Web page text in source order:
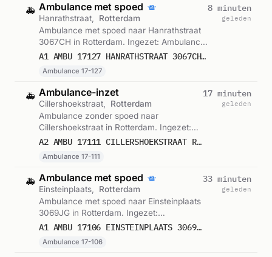
🚑 Ambulance met spoed
Hanrathstraat,
Rotterdam
Ambulance met spoed naar Hanrathstraat
3067CH in Rotterdam. Ingezet: Ambulance
17-127. Gemeld om 18:39.
A1 AMBU 17127 HANRATHSTRAAT 3067CH ROTTERDAM ROTTDM BON 122984
Ambulance 17-127
8 minuten
geleden
🚑 Ambulance-inzet
Cillershoekstraat,
Rotterdam
Ambulance zonder spoed naar
Cillershoekstraat in Rotterdam. Ingezet:
Ambulance 17-111. Gemeld om 18:31.
A2 AMBU 17111 CILLERSHOEKSTRAAT ROTTERDAM ROTTDM BON 122982
Ambulance 17-111
17 minuten
geleden
🚑 Ambulance met spoed
Einsteinplaats,
Rotterdam
Ambulance met spoed naar Einsteinplaats
3069JG in Rotterdam. Ingezet:
Ambulance 17-106. Gemeld om 18:15.
A1 AMBU 17106 EINSTEINPLAATS 3069JG ROTTERDAM ROTTDM BON 122977
Ambulance 17-106
33 minuten
geleden